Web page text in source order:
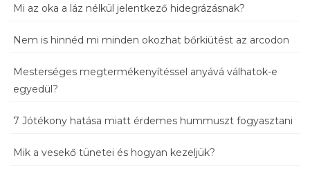
Mi az oka a láz nélkül jelentkező hidegrázásnak?
Nem is hinnéd mi minden okozhat bőrkiütést az arcodon
Mesterséges megtermékenyítéssel anyává válhatok-e
egyedül?
7 Jótékony hatása miatt érdemes hummuszt fogyasztani
Mik a vesekő tünetei és hogyan kezeljük?